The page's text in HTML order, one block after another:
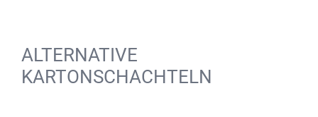
ALTERNATIVE
KARTONSCHACHTELN